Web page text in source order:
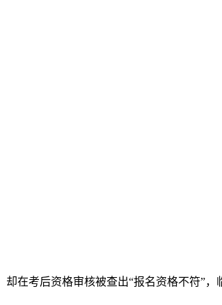
在考后资格审核被查出“报名资格不符”